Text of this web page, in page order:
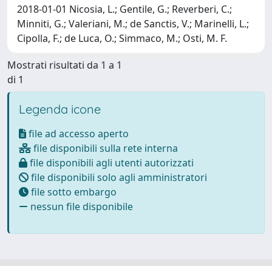
2018-01-01 Nicosia, L.; Gentile, G.; Reverberi, C.;
Minniti, G.; Valeriani, M.; de Sanctis, V.; Marinelli, L.;
Cipolla, F.; de Luca, O.; Simmaco, M.; Osti, M. F.
Mostrati risultati da 1 a 1
di 1
Legenda icone
file ad accesso aperto
file disponibili sulla rete interna
file disponibili agli utenti autorizzati
file disponibili solo agli amministratori
file sotto embargo
nessun file disponibile